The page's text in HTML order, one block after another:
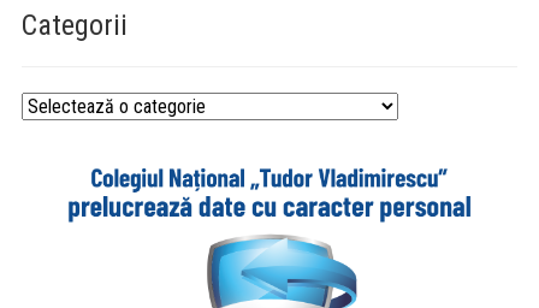
Categorii
Categorii